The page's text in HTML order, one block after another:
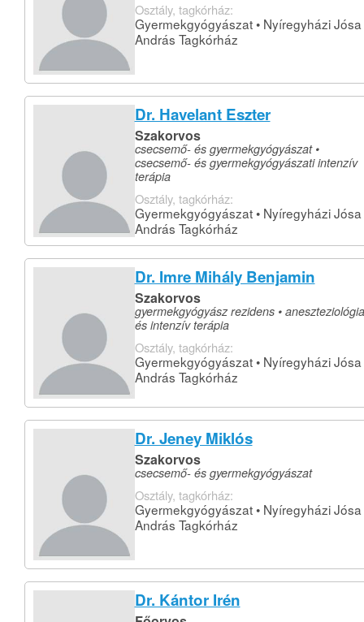
Osztály, tagkórház:
Gyermekgyógyászat • Nyíregyházi Jósa
András Tagkórház
Dr. Havelant Eszter
Szakorvos
csecsemő- és gyermekgyógyászat •
csecsemő- és gyermekgyógyászati intenzív
terápia
Osztály, tagkórház:
Gyermekgyógyászat • Nyíregyházi Jósa
András Tagkórház
Dr. Imre Mihály Benjamin
Szakorvos
gyermekgyógyász rezidens • aneszteziológia
és intenzív terápia
Osztály, tagkórház:
Gyermekgyógyászat • Nyíregyházi Jósa
András Tagkórház
Dr. Jeney Miklós
Szakorvos
csecsemő- és gyermekgyógyászat
Osztály, tagkórház:
Gyermekgyógyászat • Nyíregyházi Jósa
András Tagkórház
Dr. Kántor Irén